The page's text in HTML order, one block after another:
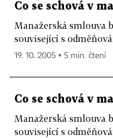
Co se schová v
Manažerská smlouva
související s
19. 10. 2005 ▪ 5 min. čtení
Co se schová v
Manažerská smlouva
související s